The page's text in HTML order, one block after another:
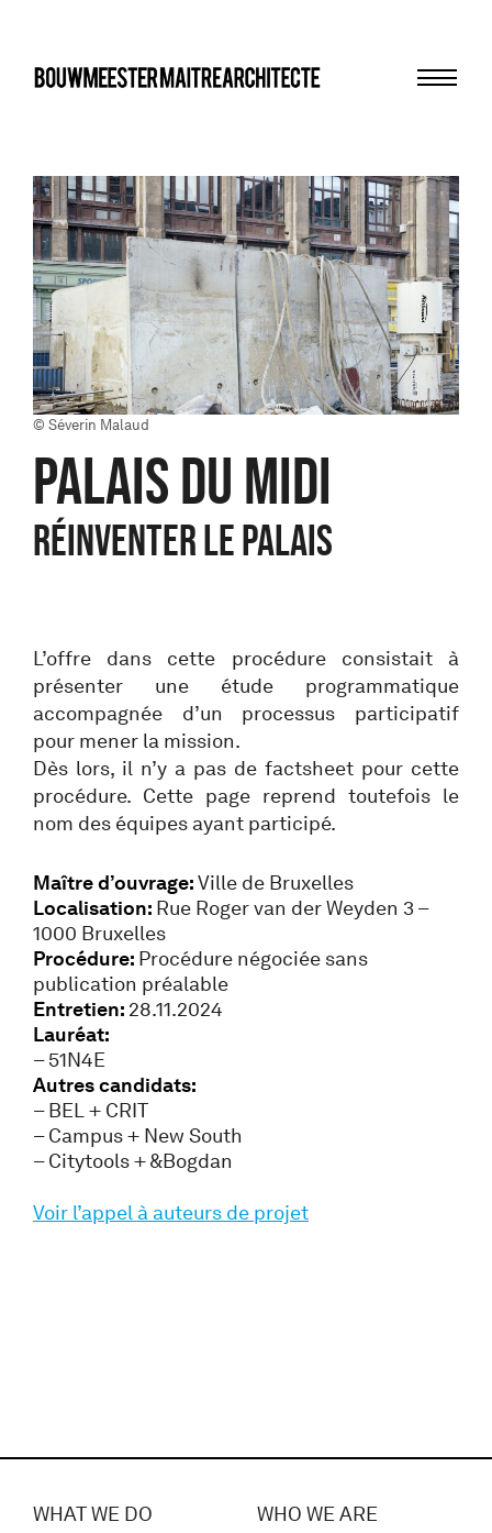
bma
© Séverin Malaud
PALAIS DU MIDI
RÉINVENTER LE PALAIS
L’offre dans cette procédure consistait à
présenter une étude programmatique
accompagnée d’un processus participatif
pour mener la mission.
Dès lors, il n’y a pas de factsheet pour cette
procédure. Cette page reprend toutefois le
nom des équipes ayant participé.
Maître d’ouvrage:Ville de Bruxelles
Localisation: Rue Roger van der Weyden 3 –
1000 Bruxelles
Procédure: Procédure négociée sans
publication préalable
Entretien: 28.11.2024
Lauréat:
– 51N4E
Autres candidats:
– BEL + CRIT
– Campus + New South
– Citytools + &Bogdan
Voir l’appel à auteurs de projet
WHAT WE DO
WHO WE ARE